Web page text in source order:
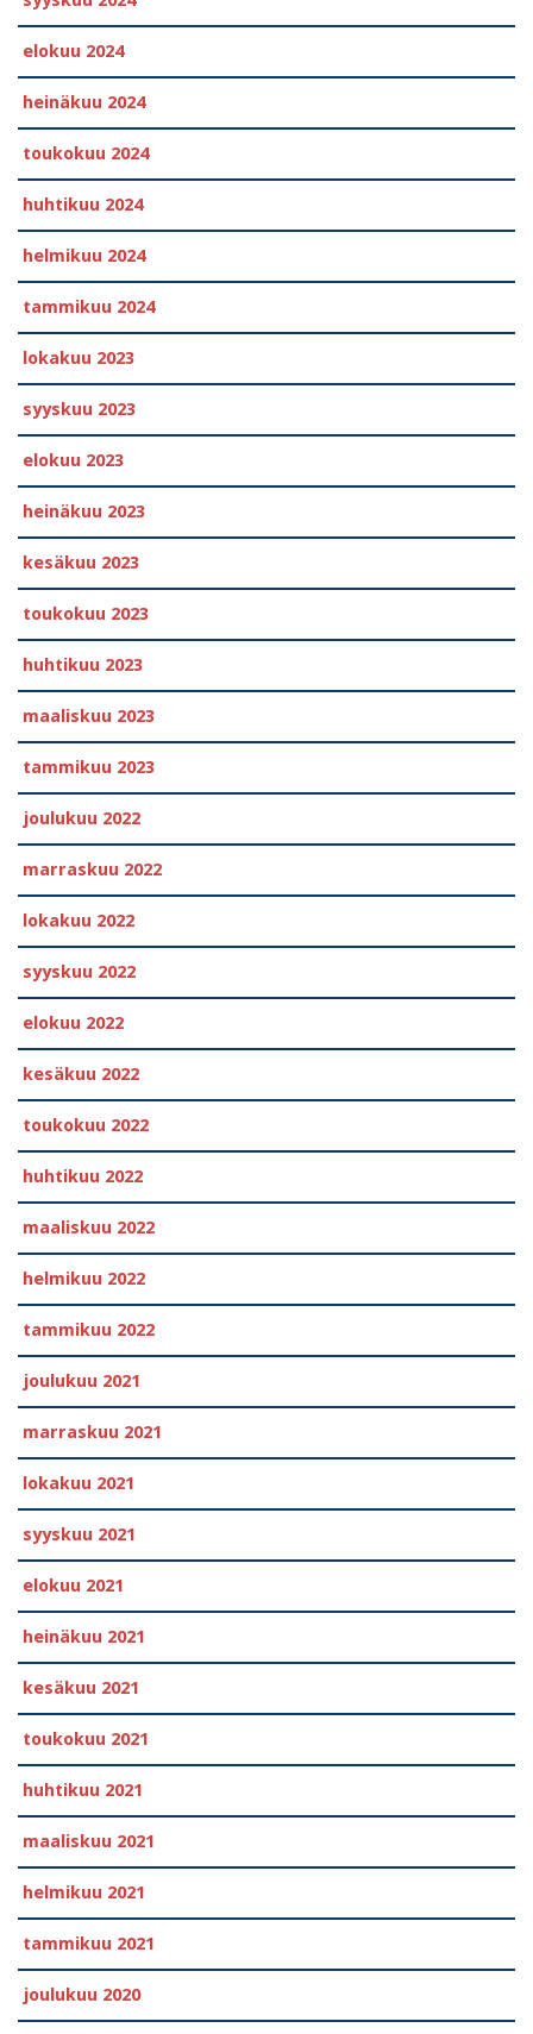
elokuu 2024
heinäkuu 2024
toukokuu 2024
huhtikuu 2024
helmikuu 2024
tammikuu 2024
lokakuu 2023
syyskuu 2023
elokuu 2023
heinäkuu 2023
kesäkuu 2023
toukokuu 2023
huhtikuu 2023
maaliskuu 2023
tammikuu 2023
joulukuu 2022
marraskuu 2022
lokakuu 2022
syyskuu 2022
elokuu 2022
kesäkuu 2022
toukokuu 2022
huhtikuu 2022
maaliskuu 2022
helmikuu 2022
tammikuu 2022
joulukuu 2021
marraskuu 2021
lokakuu 2021
syyskuu 2021
elokuu 2021
heinäkuu 2021
kesäkuu 2021
toukokuu 2021
huhtikuu 2021
maaliskuu 2021
helmikuu 2021
tammikuu 2021
joulukuu 2020